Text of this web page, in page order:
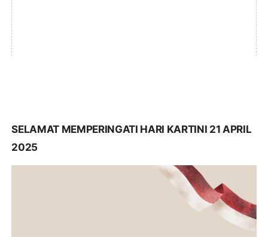
SELAMAT MEMPERINGATI HARI KARTINI 21 APRIL
2025